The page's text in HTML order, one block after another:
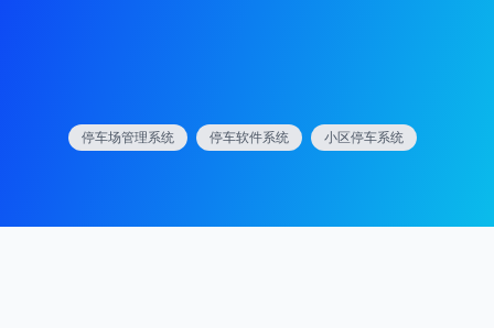
停车场管理系统 停车软件系统 小区停车系统